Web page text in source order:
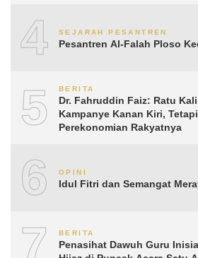
4 SEJARAH PESANTREN
Pesantren Al-Falah Ploso
5 BERITA
Dr. Fahruddin Faiz: Ratu
Kampanye Kanan Kiri,
Perekonomian Rakyatnya
6 OPINI
Idul Fitri dan Semangat
7 BERITA
Penasihat Dawuh Guru